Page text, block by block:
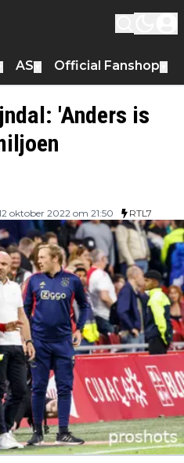
AS Official Fanshop
'Anders is
oktober 2022 om 21:50 RTL7